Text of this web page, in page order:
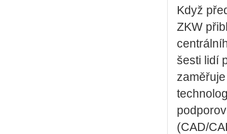
Když
ZKW
šesti lidí
(CAD/